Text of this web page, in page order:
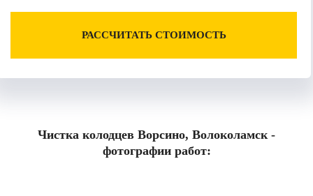
РАССЧИТАТЬ СТОИМОСТЬ
Чистка колодцев Ворсино, Волоколамск -
фотографии работ: